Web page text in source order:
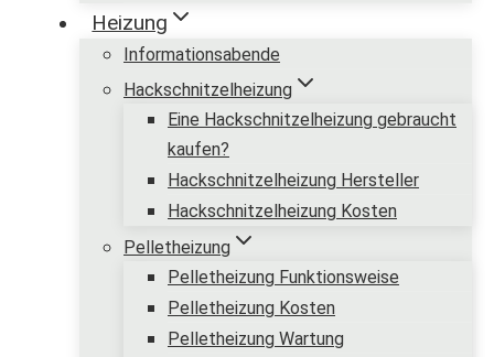
Heizung
Informationsabende
Hackschnitzelheizung
Eine Hackschnitzelheizung gebraucht
kaufen?
Hackschnitzelheizung Hersteller
Hackschnitzelheizung Kosten
Pelletheizung
Pelletheizung Funktionsweise
Pelletheizung Kosten
Pelletheizung Wartung